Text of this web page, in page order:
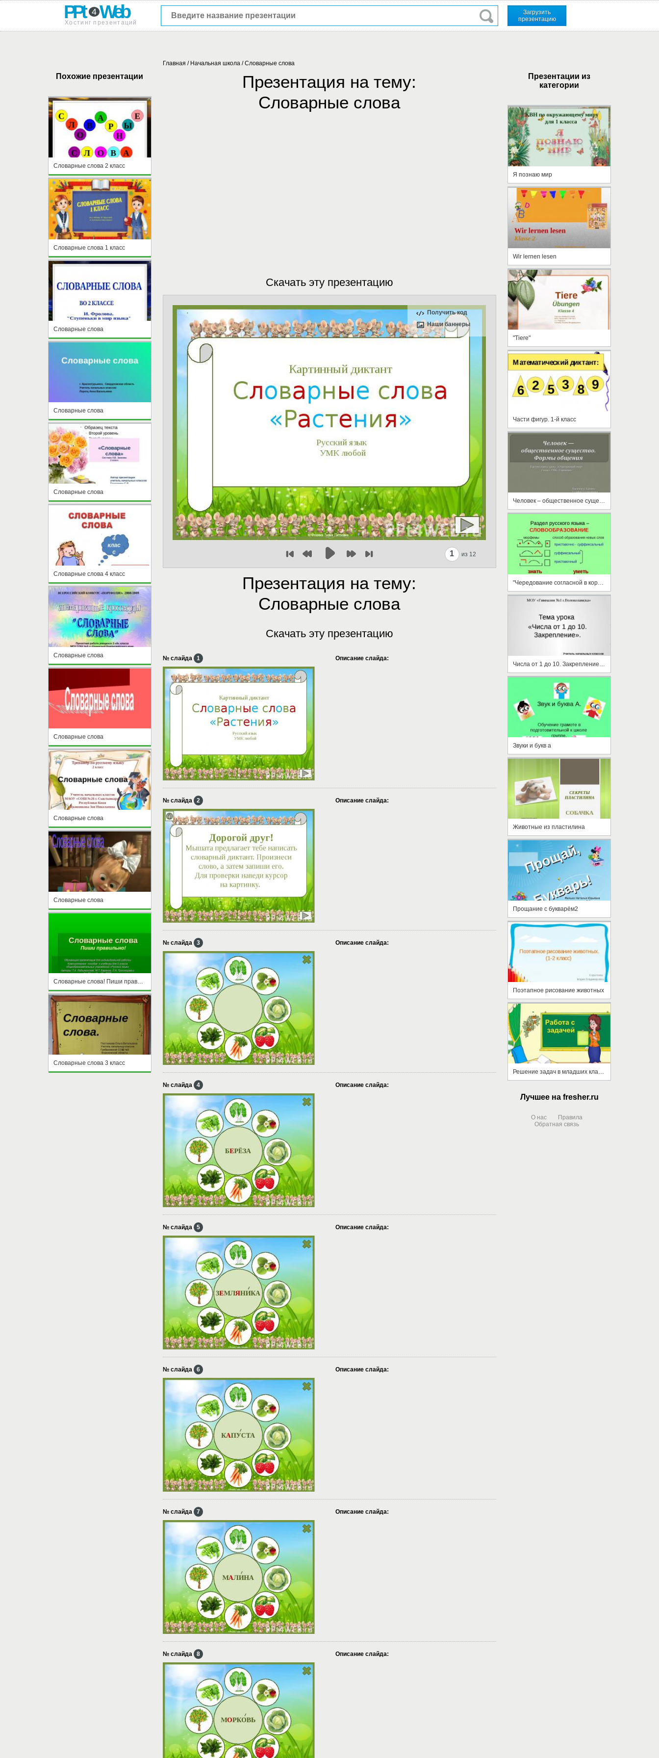
PPt 4 Web
Хостинг презентаций
Загрузить
презентацию
Похожие презентации
Словарные слова 2 класс
Словарные слова 1 класс
Словарные слова
Словарные слова
Словарные слова
Словарные слова 4 класс
Словарные слова
Словарные слова
Словарные слова
Словарные слова
Словарные слова! Пиши правильно
Словарные слова 3 класс
Главная / Начальная школа /Словарные слова
Презентация на тему:
Словарные слова
Скачать эту презентацию
Получить код
Наши баннеры
1 из 12
Презентация на тему:
Словарные слова
Скачать эту презентацию
№ слайда 1 Описание слайда:
№ слайда 2 Описание слайда:
№ слайда 3 Описание слайда:
№ слайда 4 Описание слайда:
№ слайда 5 Описание слайда:
№ слайда 6 Описание слайда:
№ слайда 7 Описание слайда:
№ слайда 8 Описание слайда:
Презентации из
категории
Я познаю мир
Wir lernen lesen
"Tiere"
Части фигур. 1-й класс
Человек – общественное существо. Формы общения
Числа от 1 до 10. Закрепление. 1-й класс
Звуки и букв а
Животные из пластилина
Прощание с букварём2
Поэтапное рисование животных
Решение задач в младших класах
Лучшее на fresher.ru
О нас
Правила
Обратная связь